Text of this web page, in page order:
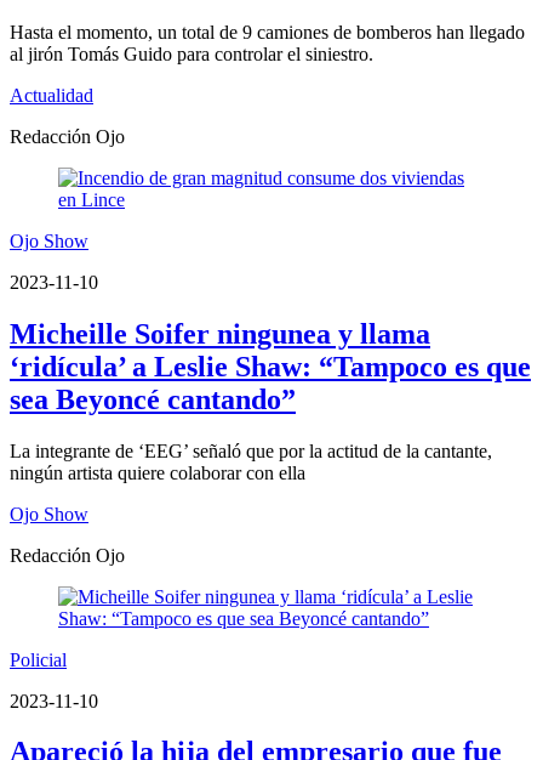
Hasta el momento, un total de 9 camiones de bomberos han llegado
al jirón Tomás Guido para controlar el siniestro.
Actualidad
Redacción Ojo
Ojo Show
2023-11-10
Micheille Soifer ningunea y llama
‘ridícula’ a Leslie Shaw: “Tampoco es que
sea Beyoncé cantando”
La integrante de ‘EEG’ señaló que por la actitud de la cantante,
ningún artista quiere colaborar con ella
Ojo Show
Redacción Ojo
Policial
2023-11-10
Apareció la hija del empresario que fue